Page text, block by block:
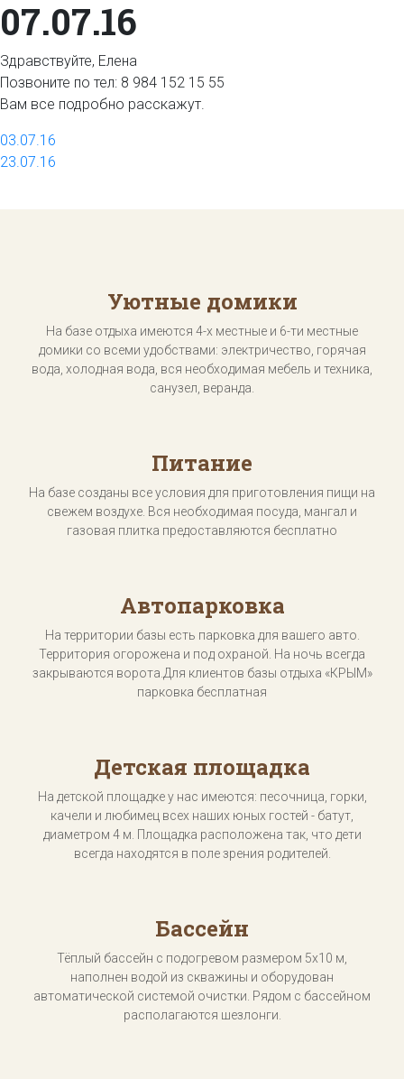
07.07.16
Здравствуйте, Елена
Позвоните по тел: 8 984 152 15 55
Вам все подробно расскажут.
Навигация
по
03.07.16
23.07.16
Уютные домики
На базе отдыха имеются 4-х местные и 6-ти местные
домики со всеми удобствами: электричество, горячая
вода, холодная вода, вся необходимая мебель и техника,
санузел, веранда.
Питание
На базе созданы все условия для приготовления пищи на
свежем воздухе. Вся необходимая посуда, мангал и
газовая плитка предоставляются бесплатно
Автопарковка
На территории базы есть парковка для вашего авто.
Территория огорожена и под охраной. На ночь всегда
закрываются ворота.Для клиентов базы отдыха «КРЫМ»
парковка бесплатная
Детская площадка
На детской площадке у нас имеются: песочница, горки,
качели и любимец всех наших юных гостей - батут,
диаметром 4 м. Площадка расположена так, что дети
всегда находятся в поле зрения родителей.
Бассейн
Тёплый бассейн с подогревом размером 5х10 м,
наполнен водой из скважины и оборудован
автоматической системой очистки. Рядом с бассейном
располагаются шезлонги.